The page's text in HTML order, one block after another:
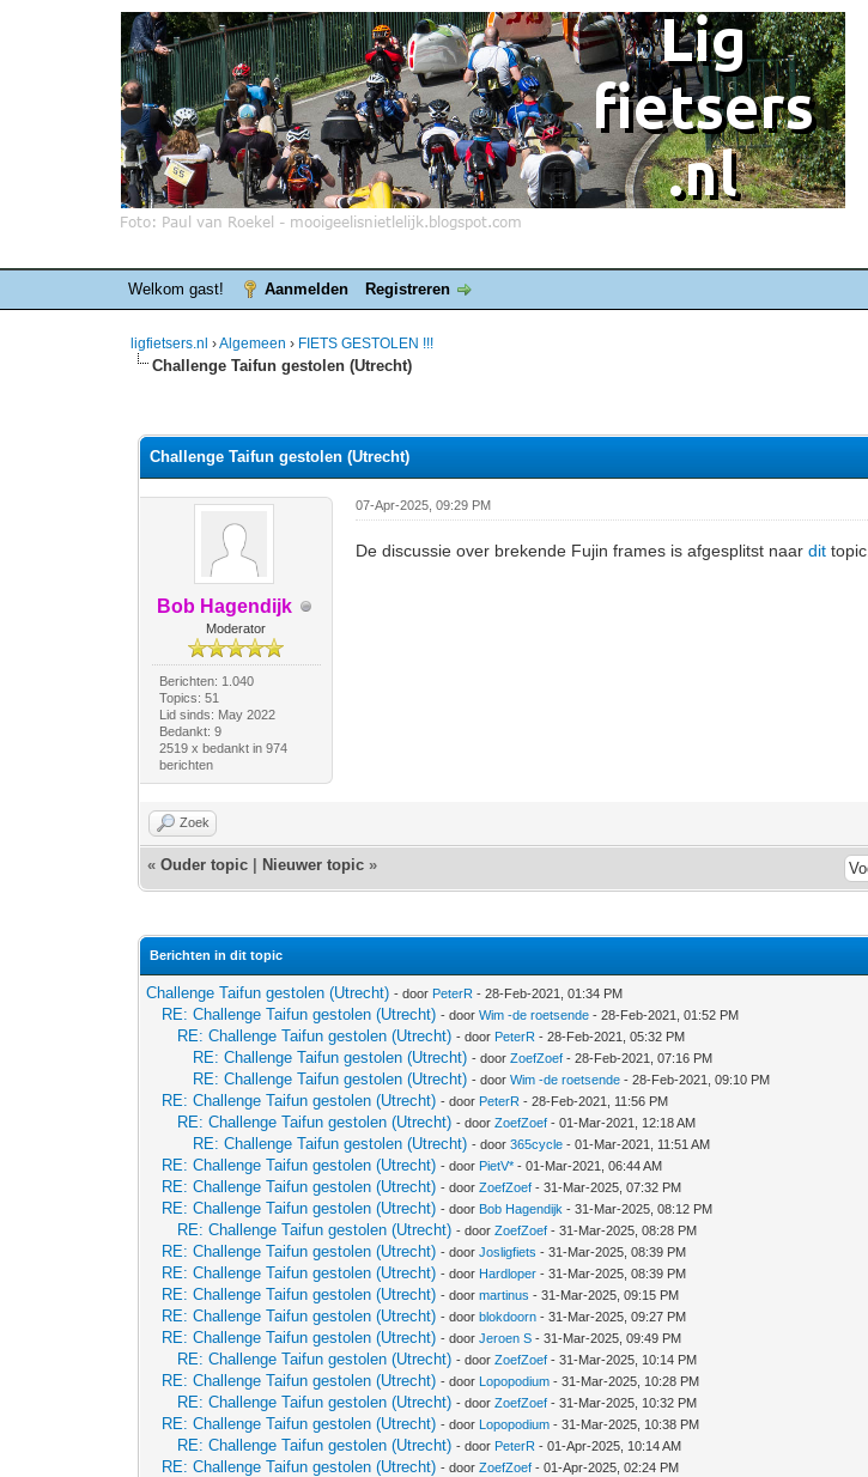
Welkom gast! Aanmelden Registreren
ligfietsers.nl ›Algemeen › FIETS GESTOLEN !!!
Challenge Taifun gestolen (Utrecht)
Challenge Taifun gestolen (Utrecht)
Bob Hagendijk
Moderator
Berichten: 1.040
Topics: 51
Lid sinds: May 2022
Bedankt: 9
2519 x bedankt in 974
berichten
07-Apr-2025, 09:29 PM
De discussie over brekende Fujin frames is afgesplitst naardit topic.
Zoek
«Ouder topic Nieuwer topic »
Berichten in dit topic
Challenge Taifun gestolen (Utrecht) - door PeterR - 28-Feb-2021, 01:34 PM
RE: Challenge Taifun gestolen (Utrecht) - doorWim -de roetsende - 28-Feb-2021, 01:52 PM
RE: Challenge Taifun gestolen (Utrecht) - door PeterR - 28-Feb-2021, 05:32 PM
RE: Challenge Taifun gestolen (Utrecht) - doorZoefZoef - 28-Feb-2021, 07:16 PM
RE: Challenge Taifun gestolen (Utrecht) - doorWim -de roetsende - 28-Feb-2021, 09:10 PM
RE: Challenge Taifun gestolen (Utrecht) - door PeterR - 28-Feb-2021, 11:56 PM
RE: Challenge Taifun gestolen (Utrecht) - doorZoefZoef - 01-Mar-2021, 12:18 AM
RE: Challenge Taifun gestolen (Utrecht) - door365cycle - 01-Mar-2021, 11:51 AM
RE: Challenge Taifun gestolen (Utrecht) - door PietV* - 01-Mar-2021, 06:44 AM
RE: Challenge Taifun gestolen (Utrecht) - doorZoefZoef - 31-Mar-2025, 07:32 PM
RE: Challenge Taifun gestolen (Utrecht) - door Bob Hagendijk - 31-Mar-2025, 08:12 PM
RE: Challenge Taifun gestolen (Utrecht) - doorZoefZoef - 31-Mar-2025, 08:28 PM
RE: Challenge Taifun gestolen (Utrecht) - doorJosligfiets - 31-Mar-2025, 08:39 PM
RE: Challenge Taifun gestolen (Utrecht) - door Hardloper - 31-Mar-2025, 08:39 PM
RE: Challenge Taifun gestolen (Utrecht) - doormartinus - 31-Mar-2025, 09:15 PM
RE: Challenge Taifun gestolen (Utrecht) - doorblokdoorn - 31-Mar-2025, 09:27 PM
RE: Challenge Taifun gestolen (Utrecht) - doorJeroen S - 31-Mar-2025, 09:49 PM
RE: Challenge Taifun gestolen (Utrecht) - doorZoefZoef - 31-Mar-2025, 10:14 PM
RE: Challenge Taifun gestolen (Utrecht) - door Lopopodium - 31-Mar-2025, 10:28 PM
RE: Challenge Taifun gestolen (Utrecht) - doorZoefZoef - 31-Mar-2025, 10:32 PM
RE: Challenge Taifun gestolen (Utrecht) - door Lopopodium - 31-Mar-2025, 10:38 PM
RE: Challenge Taifun gestolen (Utrecht) - door PeterR - 01-Apr-2025, 10:14 AM
RE: Challenge Taifun gestolen (Utrecht) - doorZoefZoef - 01-Apr-2025, 02:24 PM